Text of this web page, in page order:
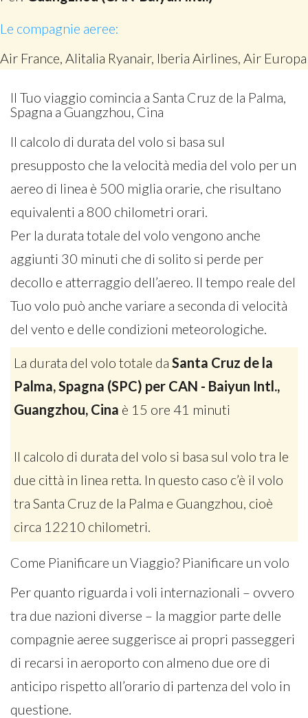
Le compagnie aeree:
Air France, Alitalia Ryanair, Iberia Airlines, Air Europa
Il Tuo viaggio comincia a Santa Cruz de la Palma,
Spagna a Guangzhou, Cina
Il calcolo di durata del volo si basa sul
presupposto che la velocità media del volo per un
aereo di linea è 500 miglia orarie, che risultano
equivalenti a 800 chilometri orari.
Per la durata totale del volo vengono anche
aggiunti 30 minuti che di solito si perde per
decollo e atterraggio dell’aereo. Il tempo reale del
Tuo volo può anche variare a seconda di velocità
del vento e delle condizioni meteorologiche.
La durata del volo totale da Santa Cruz de la
Palma, Spagna (SPC) per CAN - Baiyun Intl.,
Guangzhou, Cina è 15 ore 41 minuti
Il calcolo di durata del volo si basa sul volo tra le
due città in linea retta. In questo caso c’è il volo
tra Santa Cruz de la Palma e Guangzhou, cioè
circa 12210 chilometri.
Come Pianificare un Viaggio? Pianificare un volo
Per quanto riguarda i voli internazionali – ovvero
tra due nazioni diverse – la maggior parte delle
compagnie aeree suggerisce ai propri passeggeri
di recarsi in aeroporto con almeno due ore di
anticipo rispetto all’orario di partenza del volo in
questione.